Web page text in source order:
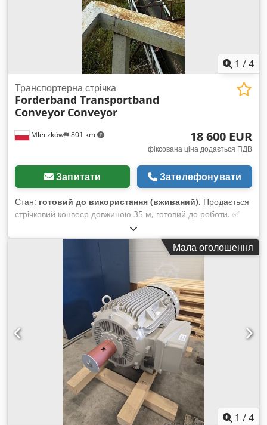
1 /4
Mleczków 801 km
Транспортерна стрічка
Forderband Transportband
Conveyor Conveyor
18 600 EUR
фіксована ціна додається ПДВ
Запитати Зателефонувати
Стан: готовий до використання (вживаний), Продається
стрічковий конвеєр довжиною 35 м, готовий до роботи. ✅
Довжина: 35 м ✅ Ширина стрічки: 0,65 м Dobqepq R Dbs
Tmrgbekr ✅ Можливість організації транспортування
Dsdpfx Abeyzac Ionswa ✅ Великий вибір стрічкових
конвеєрів, наявних на складі Запрошуємо до співпраці.
Допоможемо підібрати відповідний стрічковий конвеєр для
Мала оголошення
1 /4